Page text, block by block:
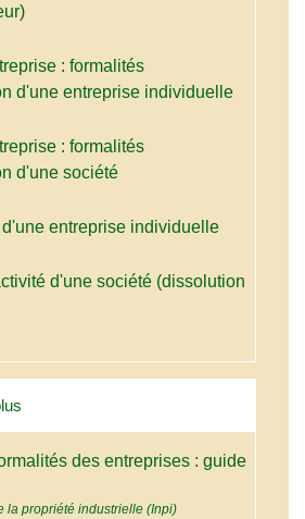
: formalités
d'une entreprise individuelle
: formalités
d'une société
entreprise individuelle
d'une société (dissolution
des entreprises : guide
la propriété industrielle (Inpi)